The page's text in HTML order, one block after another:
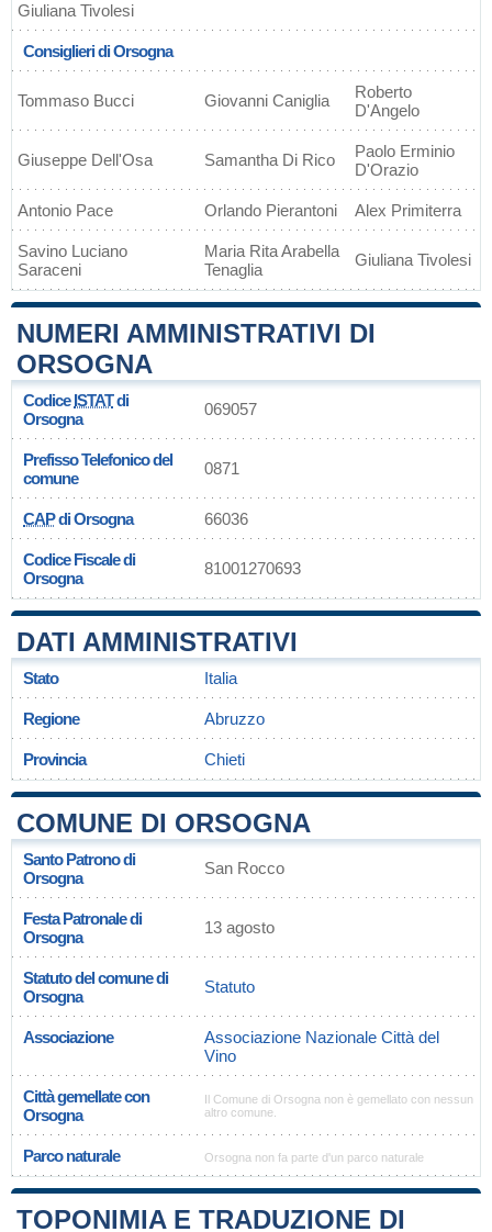
Giuliana Tivolesi
Consiglieri di Orsogna
Tommaso Bucci Giovanni Caniglia
Roberto
D'Angelo
Giuseppe Dell'Osa Samantha Di Rico
Paolo Erminio
D'Orazio
Antonio Pace Orlando Pierantoni Alex Primiterra
Savino Luciano
Saraceni
Maria Rita Arabella
Tenaglia
Giuliana Tivolesi
NUMERI AMMINISTRATIVI DI
ORSOGNA
CodiceISTATdi
Orsogna
069057
Prefisso Telefonico del
comune
0871
CAPdi Orsogna 66036
Codice Fiscale di
Orsogna
81001270693
DATI AMMINISTRATIVI
Stato Italia
Regione Abruzzo
Provincia Chieti
COMUNE DI ORSOGNA
Santo Patrono di
Orsogna
San Rocco
Festa Patronale di
Orsogna
13 agosto
Statuto del comune di
Orsogna
Statuto
Associazione
Associazione Nazionale Città del
Vino
Città gemellate con
Orsogna
Il Comune di Orsogna non è gemellato con nessun
altro comune.
Parco naturale Orsogna non fa parte d'un parco naturale
TOPONIMIA E TRADUZIONE DI